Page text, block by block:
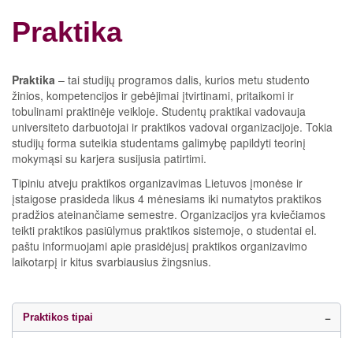
Praktika
Praktika – tai studijų programos dalis, kurios metu studento
žinios, kompetencijos ir gebėjimai įtvirtinami, pritaikomi ir
tobulinami praktinėje veikloje. Studentų praktikai vadovauja
universiteto darbuotojai ir praktikos vadovai organizacijoje. Tokia
studijų forma suteikia studentams galimybę papildyti teorinį
mokymąsi su karjera susijusia patirtimi.
Tipiniu atveju praktikos organizavimas Lietuvos įmonėse ir
įstaigose prasideda likus 4 mėnesiams iki numatytos praktikos
pradžios ateinančiame semestre. Organizacijos yra kviečiamos
teikti praktikos pasiūlymus praktikos sistemoje, o studentai el.
paštu informuojami apie prasidėjusį praktikos organizavimo
laikotarpį ir kitus svarbiausius žingsnius.
Praktikos tipai